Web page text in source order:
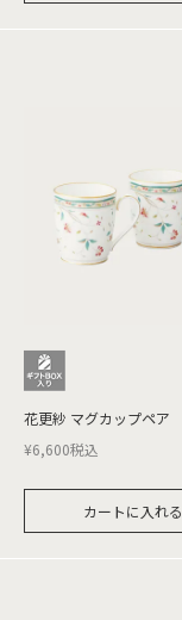
花更紗 マグカップペア
¥6,600税込
カートに入れる